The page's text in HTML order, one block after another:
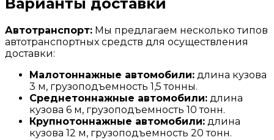
Варианты доставки
Автотранспорт: Мы предлагаем несколько типов
автотранспортных средств для осуществления
доставки:
Малотоннажные автомобили: длина кузова
3 м, грузоподъемность 1,5 тонны.
Среднетоннажные автомобили: длина
кузова 6 м, грузоподъемность 10 тонн.
Крупнотоннажные автомобили: длина
кузова 12 м, грузоподъемность 20 тонн.